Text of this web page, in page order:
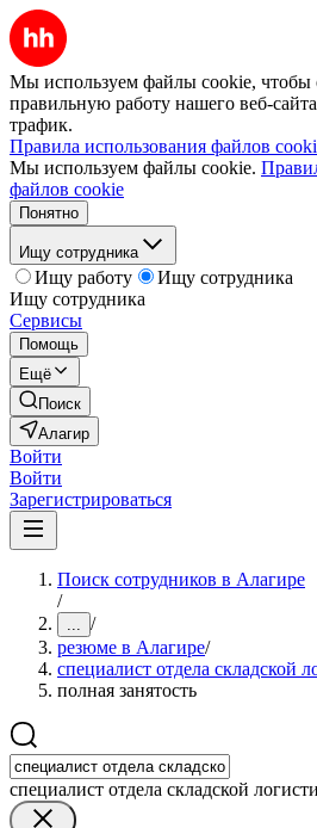
Мы используем файлы cookie, чтобы
правильную работу нашего веб-
трафик.
Правила использования файлов
Мы используем файлы cookie.
файлов cookie
Понятно
Ищу сотрудника
Ищу работу
Ищу сотрудника
Ищу сотрудника
Сервисы
Помощь
Ещё
Поиск
Алагир
Войти
Войти
Зарегистрироваться
Поиск сотрудников в Алагире
/
... /
резюме в Алагире/
специалист отдела складской
полная занятость
специалист отдела складской